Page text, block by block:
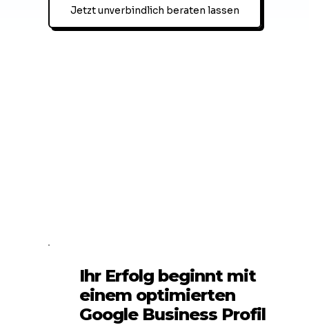
Jetzt unverbindlich beraten lassen
Ihr Erfolg beginnt mit
einem optimierten
Google Business Profil